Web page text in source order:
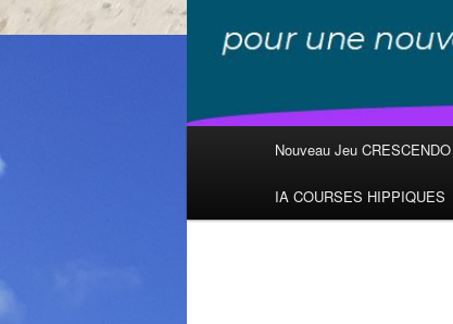
Aller
au
Nouveau Jeu CRESCENDO
IA COURSES HIPPIQUES